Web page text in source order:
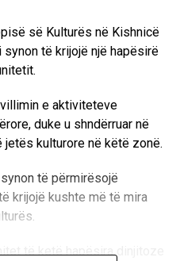
së Kulturës në Kishnicë
të krijojë një hapësirë
e aktiviteteve
duke u shndërruar në
kulturore në këtë zonë.
të përmirësojë
krijojë kushte më të mira
të ketë hapësira dinjitoze